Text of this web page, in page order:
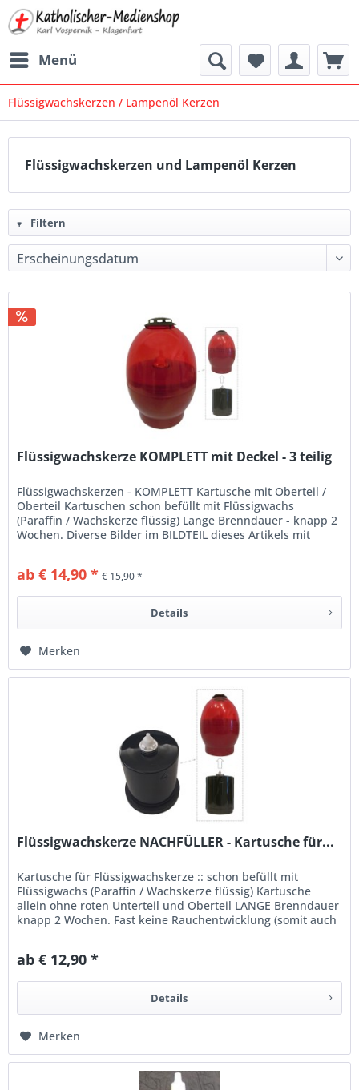
Menü
Flüssigwachskerzen / Lampenöl Kerzen
Flüssigwachskerzen und Lampenöl Kerzen
Filtern
Flüssigwachskerze KOMPLETT mit Deckel - 3 teilig
Flüssigwachskerzen - KOMPLETT Kartusche mit Oberteil /
Oberteil Kartuschen schon befüllt mit Flüssigwachs
(Paraffin / Wachskerze flüssig) Lange Brenndauer - knapp 2
Wochen. Diverse Bilder im BILDTEIL dieses Artikels mit
ab € 14,90 * € 15,90 *
Details
Merken
Flüssigwachskerze NACHFÜLLER - Kartusche für...
Kartusche für Flüssigwachskerze :: schon befüllt mit
Flüssigwachs (Paraffin / Wachskerze flüssig) Kartusche
allein ohne roten Unterteil und Oberteil LANGE Brenndauer
knapp 2 Wochen. Fast keine Rauchentwicklung (somit auch
ab € 12,90 *
Details
Merken